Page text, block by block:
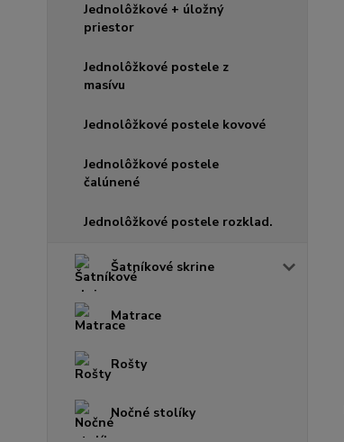
Jednolôžkové + úložný
priestor
Jednolôžkové postele z
masívu
Jednolôžkové postele kovové
Jednolôžkové postele
čalúnené
Jednolôžkové postele rozklad.
Šatníkové skrine
Matrace
Rošty
Nočné stolíky